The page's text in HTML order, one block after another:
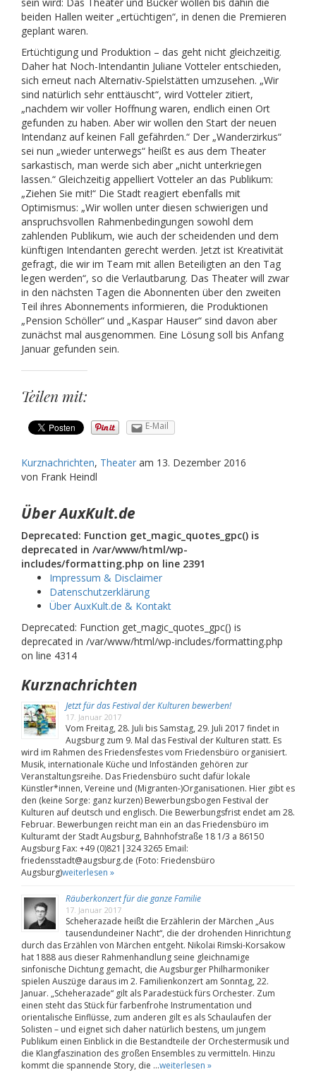
beiden Hallen weiter „ertüchtigen“, in denen die Premieren
geplant waren.
Ertüchtigung und Produktion – das geht nicht gleichzeitig.
Daher hat Noch-Intendantin Juliane Votteler entschieden,
sich erneut nach Alternativ-Spielstätten umzusehen. „Wir
sind natürlich sehr enttäuscht“, wird Votteler zitiert,
„nachdem wir voller Hoffnung waren, endlich einen Ort
gefunden zu haben. Aber wir wollen den Start der neuen
Intendanz auf keinen Fall gefährden.“ Der „Wanderzirkus“
sei nun „wieder unterwegs“ heißt es aus dem Theater
sarkastisch, man werde sich aber „nicht unterkriegen
lassen.“ Gleichzeitig appelliert Votteler an das Publikum:
„Ziehen Sie mit!“ Die Stadt reagiert ebenfalls mit
Optimismus: „Wir wollen unter diesen schwierigen und
anspruchsvollen Rahmenbedingungen sowohl dem
zahlenden Publikum, wie auch der scheidenden und dem
künftigen Intendanten gerecht werden. Jetzt ist Kreativität
gefragt, die wir im Team mit allen Beteiligten an den Tag
legen werden“, so die Verlautbarung. Das Theater will zwar
in den nächsten Tagen die Abonnenten über den zweiten
Teil ihres Abonnements informieren, die Produktionen
„Pension Schöller“ und „Kaspar Hauser“ sind davon aber
zunächst mal ausgenommen. Eine Lösung soll bis Anfang
Januar gefunden sein.
Teilen mit:
E-Mail
Kurznachrichten, Theater am 13. Dezember 2016
von Frank Heindl
Über AuxKult.de
Deprecated: Function get_magic_quotes_gpc() is
deprecated in /var/www/html/wp-
includes/formatting.php on line 2391
Impressum & Disclaimer
Datenschutzerklärung
Über AuxKult.de & Kontakt
Deprecated: Function get_magic_quotes_gpc() is
deprecated in /var/www/html/wp-includes/formatting.php
on line 4314
Kurznachrichten
Jetzt für das Festival der Kulturen bewerben!
17. Januar 2017
Vom Freitag, 28. Juli bis Samstag, 29. Juli 2017 findet in
Augsburg zum 9. Mal das Festival der Kulturen statt. Es
wird im Rahmen des Friedensfestes vom Friedensbüro organisiert.
Musik, internationale Küche und Infoständen gehören zur
Veranstaltungsreihe. Das Friedensbüro sucht dafür lokale
Künstler*innen, Vereine und (Migranten-)Organisationen. Hier gibt es
den (keine Sorge: ganz kurzen) Bewerbungsbogen Festival der
Kulturen auf deutsch und englisch. Die Bewerbungsfrist endet am 28.
Februar. Bewerbungen reicht man ein an das Friedensbüro im
Kulturamt der Stadt Augsburg, Bahnhofstraße 18 1/3 a 86150
Augsburg Fax: +49 (0)821|324 3265 Email:
friedensstadt@augsburg.de (Foto: Friedensbüro
Augsburg)weiterlesen »
Räuberkonzert für die ganze Familie
17. Januar 2017
Scheherazade heißt die Erzählerin der Märchen „Aus
tausendundeiner Nacht“, die der drohenden Hinrichtung
durch das Erzählen von Märchen entgeht. Nikolai Rimski-Korsakow
hat 1888 aus dieser Rahmenhandlung seine gleichnamige
sinfonische Dichtung gemacht, die Augsburger Philharmoniker
spielen Auszüge daraus im 2. Familienkonzert am Sonntag, 22.
Januar. „Scheherazade“ gilt als Paradestück fürs Orchester. Zum
einen steht das Stück für farbenfrohe Instrumentation und
orientalische Einflüsse, zum anderen gilt es als Schaulaufen der
Solisten – und eignet sich daher natürlich bestens, um jungem
Publikum einen Einblick in die Bestandteile der Orchestermusik und
die Klangfaszination des großen Ensembles zu vermitteln. Hinzu
kommt die spannende Story, die …weiterlesen »